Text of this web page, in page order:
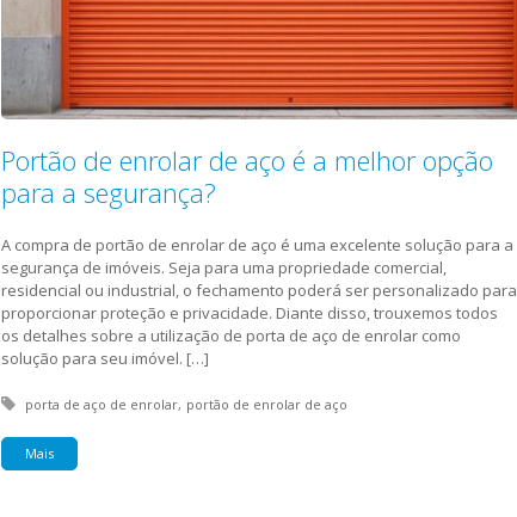
Portão de enrolar de aço é a melhor opção
para a segurança?
A compra de portão de enrolar de aço é uma excelente solução para a
segurança de imóveis. Seja para uma propriedade comercial,
residencial ou industrial, o fechamento poderá ser personalizado para
proporcionar proteção e privacidade. Diante disso, trouxemos todos
os detalhes sobre a utilização de porta de aço de enrolar como
solução para seu imóvel. […]
Tagged with:
porta de aço de enrolar portão de enrolar de aço
Mais